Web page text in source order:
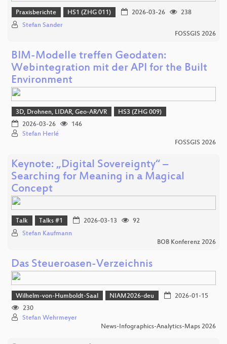
Praxisberichte HS1 (ZHG 011) 2026-03-26
238
Stefan Sander
FOSSGIS 2026
BIM-Modelle treffen Geodaten:
Webintegration mit der API for the Built
Environment
3D, Drohnen, LIDAR, Geo-AR/VR
HS3 (ZHG 009)
2026-03-26
146
Stefan Herlé
FOSSGIS 2026
Keynote: „Digital Sovereignty“ –
Searching for Meaning in a Magical
Concept
Talk Talks #1 2026-03-13
92
Stefan Kaufmann
BOB Konferenz 2026
Das Steueroasen-Verzeichnis
Wilhelm-von-Humboldt-Saal NIAM2026-deu
2026-01-15
230
Stefan Wehrmeyer
News-Infographics-Analytics-Maps 2026